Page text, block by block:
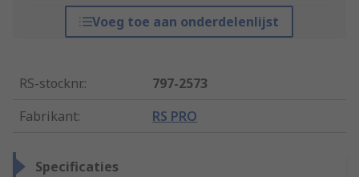
Voeg toe aan onderdelenlijst
RS-stocknr.:
797-2573
Fabrikant: RS PRO
Specificaties